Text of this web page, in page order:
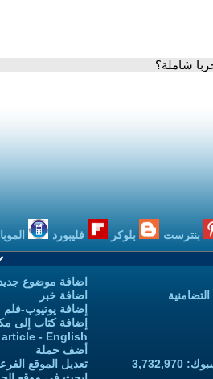
شاملة؟
بنترست بلوكر فليبورد
اضافة موضوع
اضافة خبر
إضافة يوتيوب-
إضافة كتاب إلى
- English
أضف حملة
تعديل الموقع